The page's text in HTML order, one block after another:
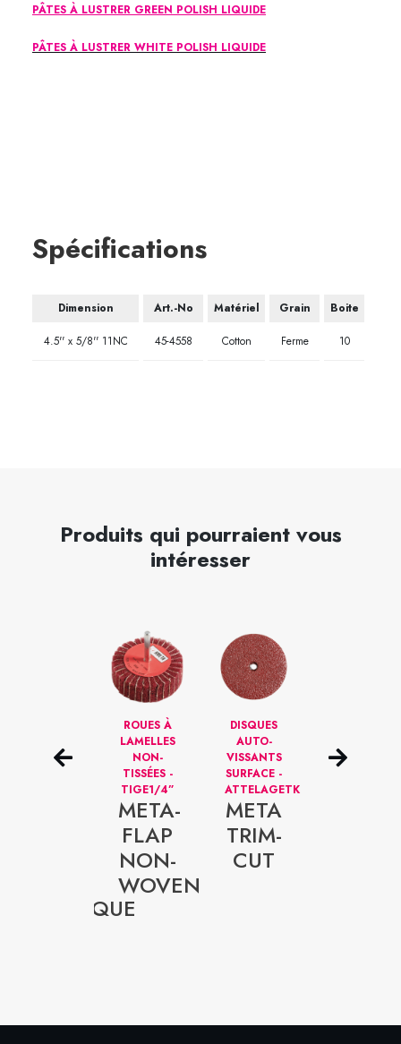
PÂTES À LUSTRER GREEN POLISH LIQUIDE
PÂTES À LUSTRER WHITE POLISH LIQUIDE
Spécifications
Dimension Art.-No Matériel Grain Boite
4.5'' x 5/8'' 11NC 45-4558 Cotton Ferme 10
Produits qui pourraient vous
intéresser
FINITION
CÉRAMIQUE
ROUES À
LAMELLES
NON-
TISSÉES -
TIGE1/4”
META-
FLAP
NON-
WOVEN
DISQUES
AUTO-
VISSANTS
SURFACE -
ATTELAGETK
META
TRIM-
CUT
SABLAGE